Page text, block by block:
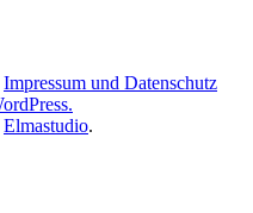
Impressum und Datenschutz
Elmastudio.